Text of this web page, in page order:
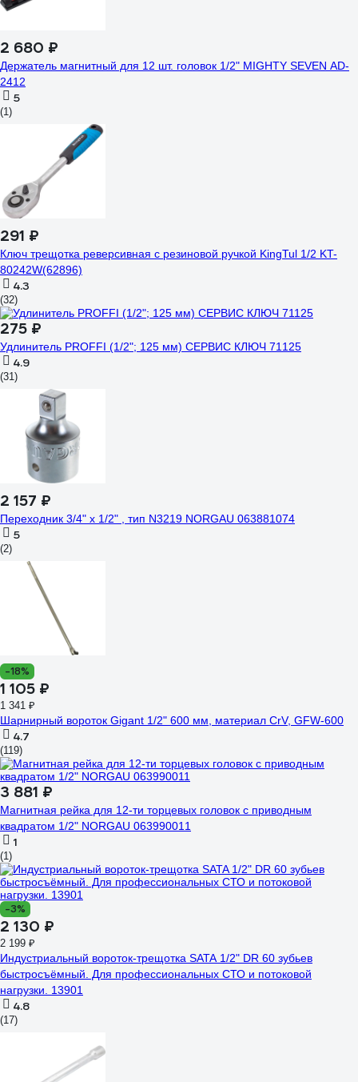
2 680 ₽
Держатель магнитный для 12 шт. головок 1/2" MIGHTY SEVEN AD-
2412
5
(1)
291 ₽
Ключ трещотка реверсивная с резиновой ручкой KingTul 1/2 KT-
80242W(62896)
4.3
(32)
275 ₽
Удлинитель PROFFI (1/2"; 125 мм) СЕРВИС КЛЮЧ 71125
4.9
(31)
2 157 ₽
Переходник 3/4" x 1/2" , тип N3219 NORGAU 063881074
5
(2)
-18%
1 105 ₽
1 341 ₽
Шарнирный вороток Gigant 1/2" 600 мм, материал CrV, GFW-600
4.7
(119)
3 881 ₽
Магнитная рейка для 12-ти торцевых головок с приводным
квадратом 1/2" NORGAU 063990011
1
(1)
-3%
2 130 ₽
2 199 ₽
Индустриальный вороток-трещотка SATA 1/2" DR 60 зубьев
быстросъёмный. Для профессиональных СТО и потоковой
нагрузки. 13901
4.8
(17)